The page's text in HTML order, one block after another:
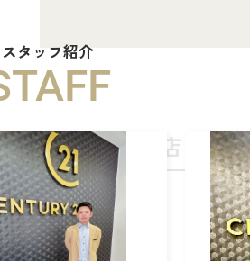
スタッフ紹介
加古川店